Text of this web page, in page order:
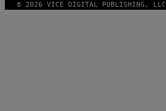
© 2026 VICE DIGITAL PUBLISHING, LLC